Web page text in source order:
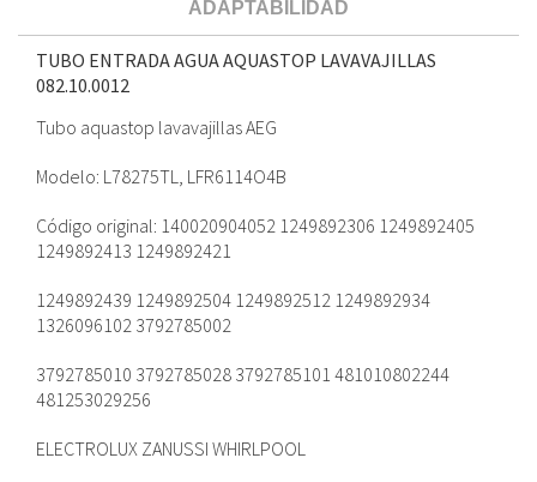
ADAPTABILIDAD
TUBO ENTRADA AGUA AQUASTOP LAVAVAJILLAS
082.10.0012
Tubo aquastop lavavajillas AEG
Modelo: L78275TL, LFR6114O4B
Código original: 140020904052 1249892306 1249892405
1249892413 1249892421
1249892439 1249892504 1249892512 1249892934
1326096102 3792785002
3792785010 3792785028 3792785101 481010802244
481253029256
ELECTROLUX ZANUSSI WHIRLPOOL